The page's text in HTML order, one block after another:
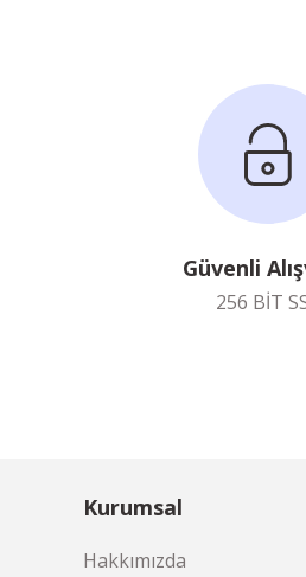
Güvenli
256 BİT
Kurumsal
Hakkımızda